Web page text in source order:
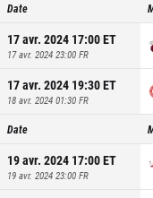
Date
17 avr. 2024 17:00ET
17 avr. 2024 23:00 FR
17 avr. 2024 19:30ET
18 avr. 2024 01:30 FR
Date
19 avr. 2024 17:00ET
19 avr. 2024 23:00 FR